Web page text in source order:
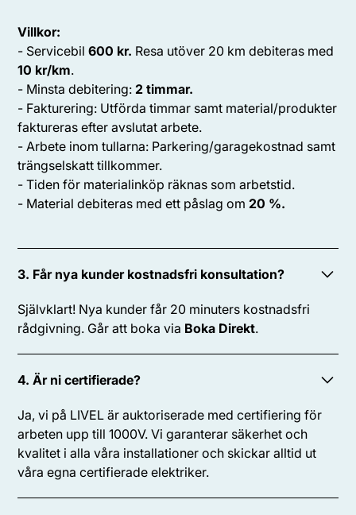
Villkor:
- Servicebil600 kr. Resa utöver 20 km debiteras med
10 kr/km.
- Minsta debitering:2 timmar.
- Fakturering: Utförda timmar samt material/produkter
faktureras efter avslutat arbete.
- Arbete inom tullarna: Parkering/garagekostnad samt
trängselskatt tillkommer.
- Tiden för materialinköp räknas som arbetstid.
- Material debiteras med ett påslag om20 %.
3. Får nya kunder kostnadsfri konsultation?
Självklart! Nya kunder får 20 minuters kostnadsfri
rådgivning. Går att boka via Boka Direkt.
4. Är ni certifierade?
Ja, vi på LIVEL är auktoriserade med certifiering för
arbeten upp till 1000V. Vi garanterar säkerhet och
kvalitet i alla våra installationer och skickar alltid ut
våra egna certifierade elektriker.